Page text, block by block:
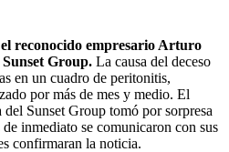
reconocido empresario Arturo
Group. La causa del deceso
en un cuadro de peritonitis,
por más de mes y medio. El
Sunset Group tomó por sorpresa
inmediato se comunicaron con sus
confirmaran la noticia.